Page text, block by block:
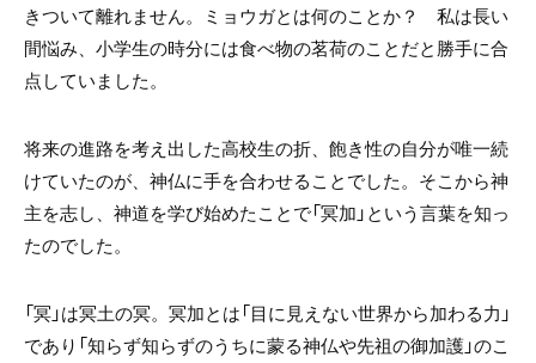
きついて離れません。ミョウガとは何のことか？ 私は長い
間悩み、小学生の時分には食べ物の茗荷のことだと勝手に合
点していました。
将来の進路を考え出した高校生の折、飽き性の自分が唯一続
けていたのが、神仏に手を合わせることでした。そこから神
主を志し、神道を学び始めたことで「冥加」という言葉を知っ
たのでした。
「冥」は冥土の冥。冥加とは「目に見えない世界から加わる力」
であり「知らず知らずのうちに蒙る神仏や先祖の御加護」のこ